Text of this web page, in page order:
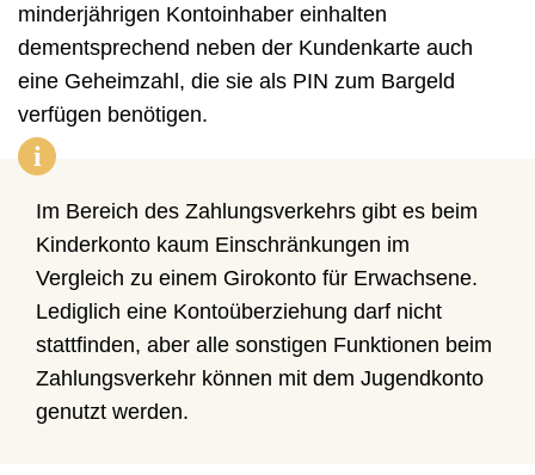
minderjährigen Kontoinhaber einhalten
dementsprechend neben der Kundenkarte auch
eine Geheimzahl, die sie als PIN zum Bargeld
verfügen benötigen.
i
Im Bereich des Zahlungsverkehrs gibt es beim
Kinderkonto kaum Einschränkungen im
Vergleich zu einem Girokonto für Erwachsene.
Lediglich eine Kontoüberziehung darf nicht
stattfinden, aber alle sonstigen Funktionen beim
Zahlungsverkehr können mit dem Jugendkonto
genutzt werden.